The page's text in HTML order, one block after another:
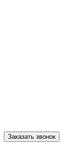
Заказать звонок